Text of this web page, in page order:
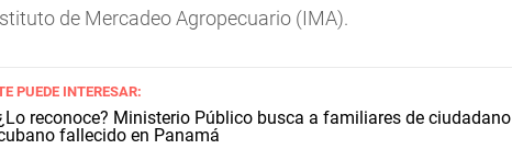
de Mercadeo Agropecuario (IMA).
PUEDE INTERESAR:
reconoce? Ministerio Público busca a familiares de ciudadano
fallecido en Panamá